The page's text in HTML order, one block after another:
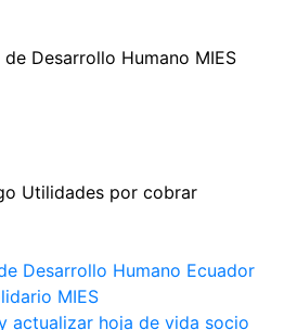
Desarrollo Humano Ecuador
MIES
actualizar hoja de vida socio